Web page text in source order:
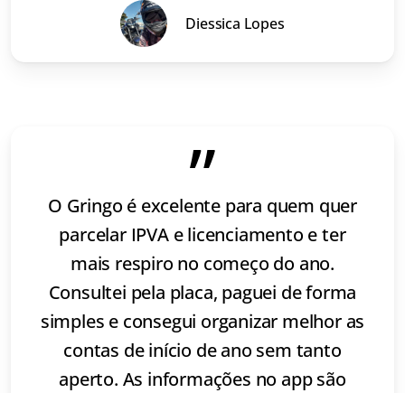
Diessica Lopes
”
O Gringo é excelente para quem quer
parcelar IPVA e licenciamento e ter
mais respiro no começo do ano.
Consultei pela placa, paguei de forma
simples e consegui organizar melhor as
contas de início de ano sem tanto
aperto. As informações no app são